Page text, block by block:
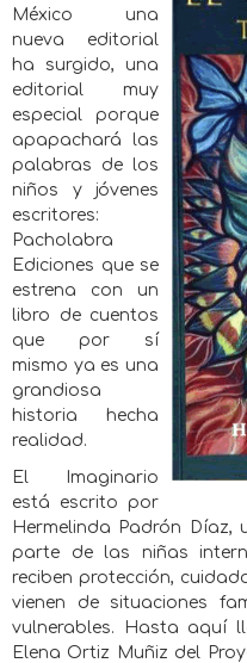
México una
nueva editorial
ha surgido, una
editorial muy
especial porque
apapachará las
palabras de los
niños y jóvenes
escritores:
Pacholabra
Ediciones que se
estrena con un
libro de cuentos
que por sí
mismo ya es una
grandiosa
historia hecha
realidad.
El Imaginario
está escrito por
Hermelinda Padrón Díaz,
parte de las niñas
reciben protección,
vienen de situaciones
vulnerables. Hasta aquí
Elena Ortiz Muñiz del